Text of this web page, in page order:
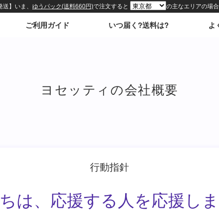
ヨセッティの会社概要
行動指針
は、 応援する人を応援し